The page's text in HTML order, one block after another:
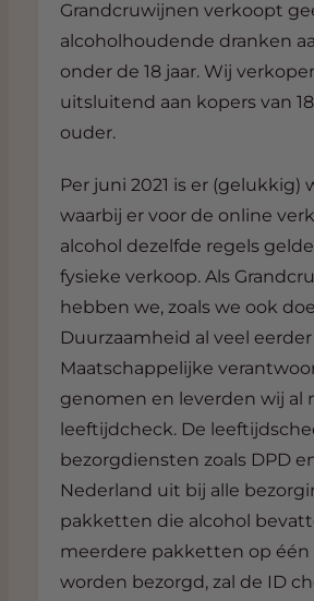
Grandcruwijnen verkoopt
alcoholhoudende dranken
onder de 18 jaar. Wij
uitsluitend aan kopers van
ouder.
Per juni 2021 is er (gelukkig)
waarbij er voor de online
alcohol dezelfde regels
fysieke verkoop. Als
hebben we, zoals we ook
Duurzaamheid al veel
Maatschappelijke
genomen en leverden wij al
leeftijdcheck. De
bezorgdiensten zoals DPD
Nederland uit bij alle
pakketten die alcohol
meerdere pakketten op één
worden bezorgd, zal de ID